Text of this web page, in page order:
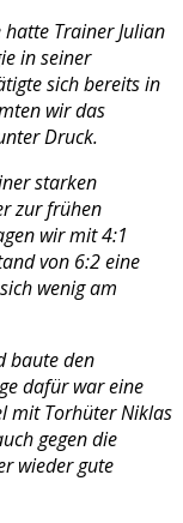
Trainer Julian
in seiner
sich bereits in
wir das
Druck.
starken
zur frühen
wir mit 4:1
von 6:2 eine
wenig am
baute den
dafür war eine
mit Torhüter Niklas
gegen die
wieder gute